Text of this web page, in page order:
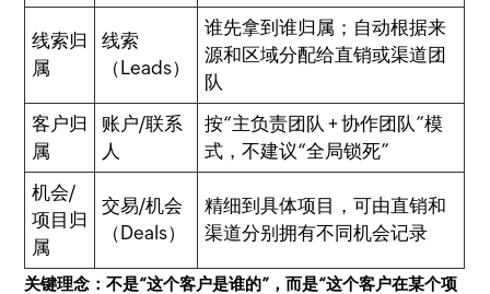
线索归
属
线索
（Leads）
谁先拿到谁归属；自动根据来
源和区域分配给直销或渠道团
队
客户归
属
账户/联系
人
按“主负责团队 + 协作团队”模
式，不建议“全局锁死”
机会/
项目归
属
交易/机会
（Deals）
精细到具体项目，可由直销和
渠道分别拥有不同机会记录
关键理念：不是“这个客户是谁的”，而是“这个客户在某个项